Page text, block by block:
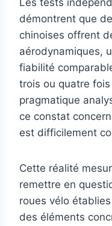
démontrent que
chinoises offrent
aérodynamiques,
fiabilité
trois ou quatre
pragmatique
ce constat
est difficilement
Cette réalité
remettre en
roues vélo
des éléments